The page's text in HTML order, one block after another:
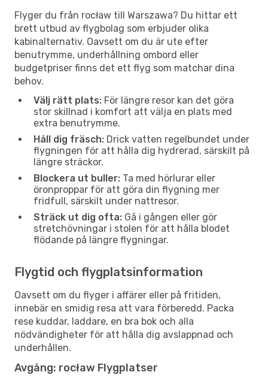
Flyger du från rocław till Warszawa? Du hittar ett
brett utbud av flygbolag som erbjuder olika
kabinalternativ. Oavsett om du är ute efter
benutrymme, underhållning ombord eller
budgetpriser finns det ett flyg som matchar dina
behov.
Välj rätt plats: För längre resor kan det göra
stor skillnad i komfort att välja en plats med
extra benutrymme.
Håll dig fräsch: Drick vatten regelbundet under
flygningen för att hålla dig hydrerad, särskilt på
längre sträckor.
Blockera ut buller: Ta med hörlurar eller
öronproppar för att göra din flygning mer
fridfull, särskilt under nattresor.
Sträck ut dig ofta: Gå i gången eller gör
stretchövningar i stolen för att hålla blodet
flödande på längre flygningar.
Flygtid och flygplatsinformation
Oavsett om du flyger i affärer eller på fritiden,
innebär en smidig resa att vara förberedd. Packa
rese kuddar, laddare, en bra bok och alla
nödvändigheter för att hålla dig avslappnad och
underhållen.
Avgång: rocław Flygplatser